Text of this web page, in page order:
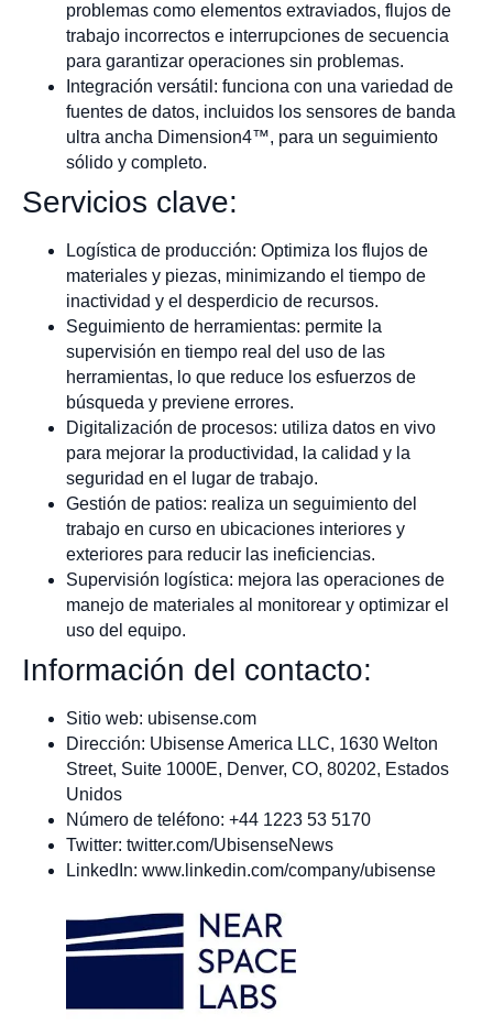
problemas como elementos extraviados, flujos de
trabajo incorrectos e interrupciones de secuencia
para garantizar operaciones sin problemas.
Integración versátil: funciona con una variedad de
fuentes de datos, incluidos los sensores de banda
ultra ancha Dimension4™, para un seguimiento
sólido y completo.
Servicios clave:
Logística de producción: Optimiza los flujos de
materiales y piezas, minimizando el tiempo de
inactividad y el desperdicio de recursos.
Seguimiento de herramientas: permite la
supervisión en tiempo real del uso de las
herramientas, lo que reduce los esfuerzos de
búsqueda y previene errores.
Digitalización de procesos: utiliza datos en vivo
para mejorar la productividad, la calidad y la
seguridad en el lugar de trabajo.
Gestión de patios: realiza un seguimiento del
trabajo en curso en ubicaciones interiores y
exteriores para reducir las ineficiencias.
Supervisión logística: mejora las operaciones de
manejo de materiales al monitorear y optimizar el
uso del equipo.
Información del contacto:
Sitio web: ubisense.com
Dirección: Ubisense America LLC, 1630 Welton
Street, Suite 1000E, Denver, CO, 80202, Estados
Unidos
Número de teléfono: +44 1223 53 5170
Twitter: twitter.com/UbisenseNews
LinkedIn: www.linkedin.com/company/ubisense